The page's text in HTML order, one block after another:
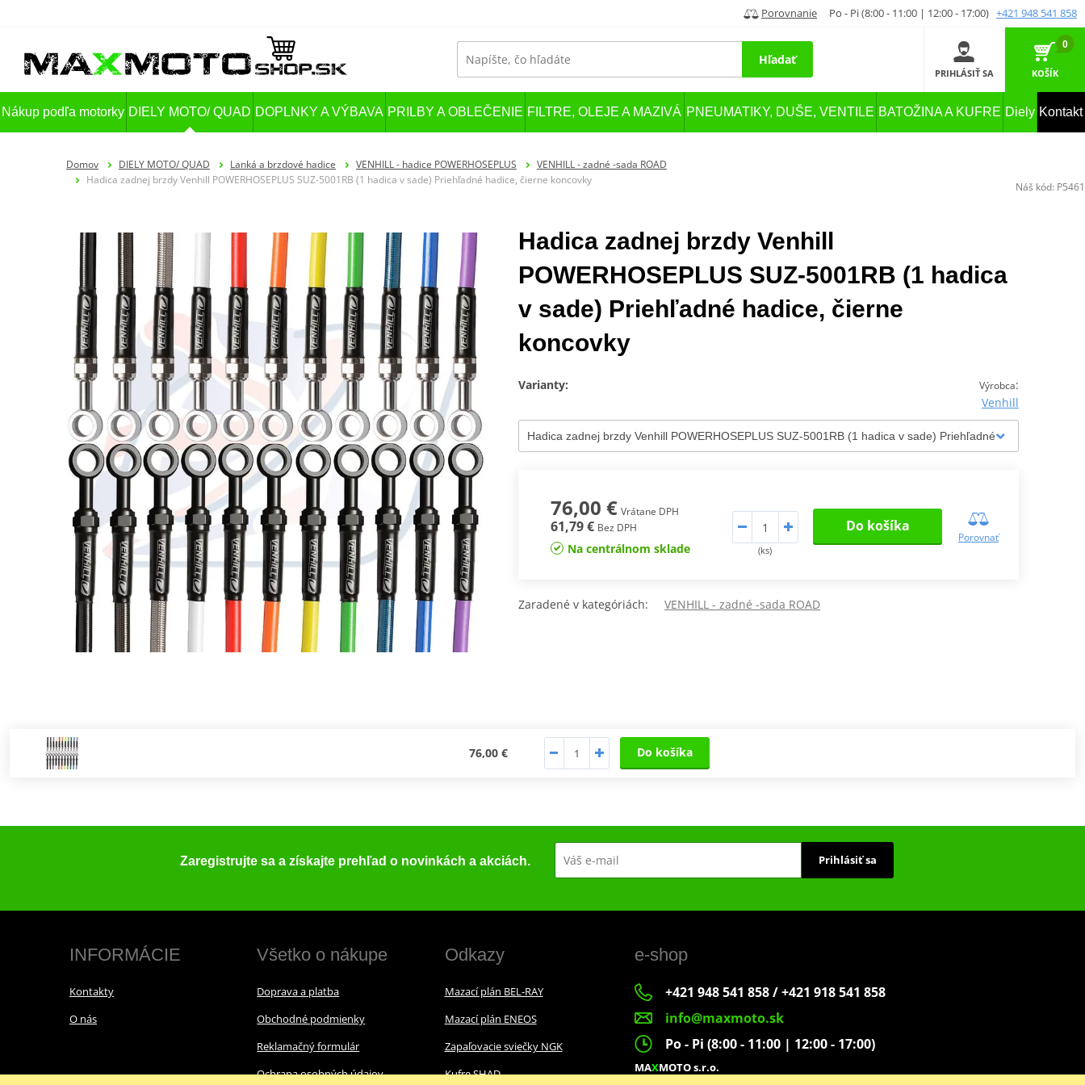
Porovnanie Po - Pi (8:00 - 11:00 | 12:00 - 17:00) +421 948 541 858
Hľadať
PRIHLÁSIŤ SA
0
KOŠÍK
Nákup podľa motorky DIELY MOTO/ QUAD DOPLNKY A VÝBAVA PRILBY A OBLEČENIE FILTRE, OLEJE A MAZIVÁ PNEUMATIKY, DUŠE, VENTILE BATOŽINA A KUFRE Diely Kontakt
Domov DIELY MOTO/ QUAD Lanká a brzdové hadice VENHILL - hadice POWERHOSEPLUS
VENHILL - zadné -sada ROAD
Hadica zadnej brzdy Venhill POWERHOSEPLUS SUZ-5001RB (1 hadica v sade) Priehľadné hadice, čierne koncovky
Hadica zadnej brzdy Venhill
POWERHOSEPLUS SUZ-5001RB (1 hadica
v sade) Priehľadné hadice, čierne
koncovky
Výrobca:
Venhill
Varianty:
76,00 € Vrátane DPH
61,79 € Bez DPH
Na centrálnom sklade (ks)
Do košíka
Porovnať
Zaradené v kategóriách: VENHILL - zadné -sada ROAD
76,00 € Do košíka
Náš kód: P5461
Zaregistrujte sa a získajte prehľad o novinkách a akciách. Prihlásiť sa
INFORMÁCIE
Kontakty
O nás
Všetko o nákupe
Doprava a platba
Obchodné podmienky
Reklamačný formulár
Ochrana osobných údajov
Odkazy
Mazací plán BEL-RAY
Mazací plán ENEOS
Zapaľovacie sviečky NGK
Kufre SHAD
e-shop
+421 948 541 858 / +421 918 541 858
info@maxmoto.sk
Po - Pi (8:00 - 11:00 | 12:00 - 17:00)
MAXMOTO s.r.o.